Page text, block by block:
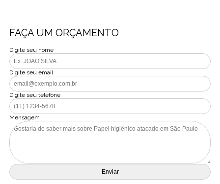
FAÇA UM ORÇAMENTO
Digite seu nome
Digite seu email
Digite seu telefone
Mensagem